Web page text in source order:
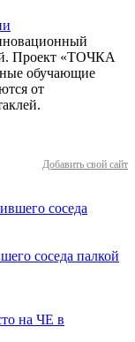
Проект «ТОЧКА
обучающие
от
Добавить свой сайт
соседа палкой